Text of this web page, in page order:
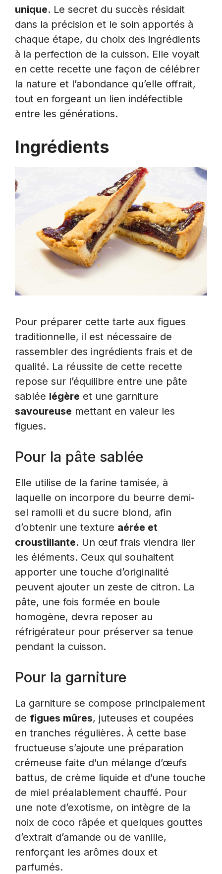
unique. Le secret du succès résidait
dans la précision et le soin apportés à
chaque étape, du choix des ingrédients
à la perfection de la cuisson. Elle voyait
en cette recette une façon de célébrer
la nature et l’abondance qu’elle offrait,
tout en forgeant un lien indéfectible
entre les générations.
Ingrédients
Pour préparer cette tarte aux figues
traditionnelle, il est nécessaire de
rassembler des ingrédients frais et de
qualité. La réussite de cette recette
repose sur l’équilibre entre une pâte
sablée légère et une garniture
savoureuse mettant en valeur les
figues.
Pour la pâte sablée
Elle utilise de la farine tamisée, à
laquelle on incorpore du beurre demi-
sel ramolli et du sucre blond, afin
d’obtenir une texture aérée et
croustillante. Un œuf frais viendra lier
les éléments. Ceux qui souhaitent
apporter une touche d’originalité
peuvent ajouter un zeste de citron. La
pâte, une fois formée en boule
homogène, devra reposer au
réfrigérateur pour préserver sa tenue
pendant la cuisson.
Pour la garniture
La garniture se compose principalement
de figues mûres, juteuses et coupées
en tranches régulières. À cette base
fructueuse s’ajoute une préparation
crémeuse faite d’un mélange d’œufs
battus, de crème liquide et d’une touche
de miel préalablement chauffé. Pour
une note d’exotisme, on intègre de la
noix de coco râpée et quelques gouttes
d’extrait d’amande ou de vanille,
renforçant les arômes doux et
parfumés.